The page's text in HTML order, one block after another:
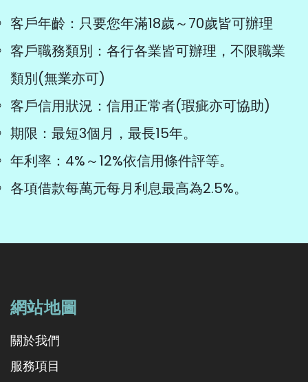
客戶年齡：只要您年滿18歲～70歲皆可辦理
客戶職務類別：各行各業皆可辦理，不限職業
類別(無業亦可)
客戶信用狀況：信用正常者(瑕疵亦可協助)
期限：最短3個月，最長15年。
年利率：4%～12%依信用條件評等。
各項借款每萬元每月利息最高為2.5%。
網站地圖
關於我們
服務項目